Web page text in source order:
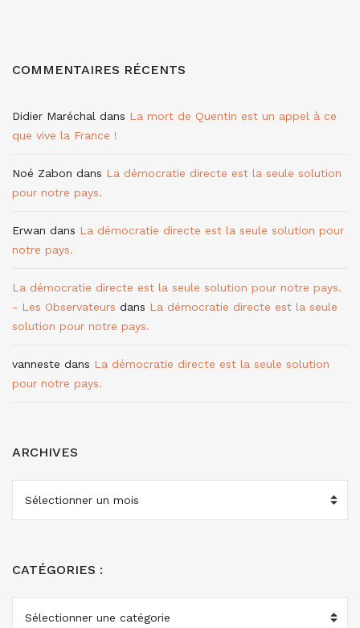
COMMENTAIRES RÉCENTS
Didier Maréchal dans La mort de Quentin est un appel à ce
que vive la France !
Noé Zabon dans La démocratie directe est la seule solution
pour notre pays.
Erwan dans La démocratie directe est la seule solution pour
notre pays.
La démocratie directe est la seule solution pour notre pays.
- Les Observateurs dans La démocratie directe est la seule
solution pour notre pays.
vanneste dans La démocratie directe est la seule solution
pour notre pays.
ARCHIVES
CATÉGORIES :